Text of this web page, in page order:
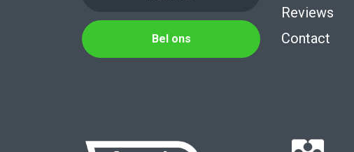
Bel ons
Reviews
Contact